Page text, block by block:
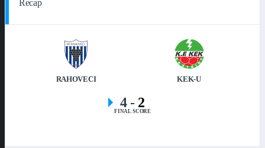
Recap
RAHOVECI KEK-U
4- 2
FINAL SCORE